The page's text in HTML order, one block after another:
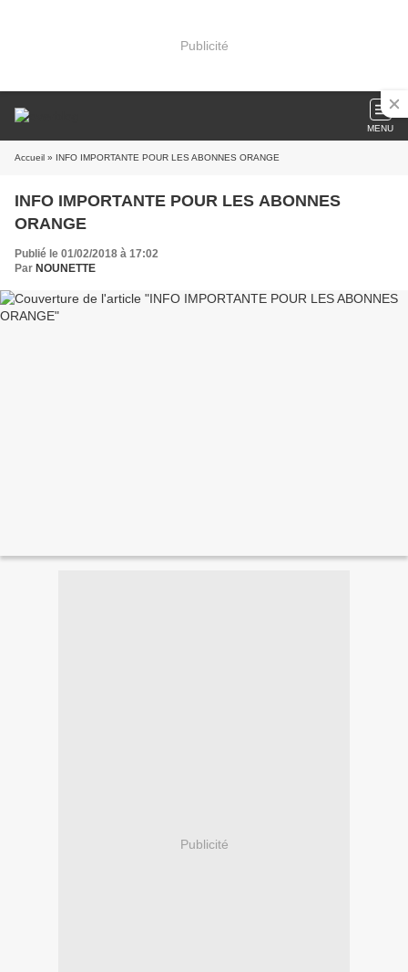
Publicité
MENU
Accueil » INFO IMPORTANTE POUR LES ABONNES ORANGE
INFO IMPORTANTE POUR LES ABONNES
ORANGE
Publié le 01/02/2018 à 17:02
Par NOUNETTE
Publicité